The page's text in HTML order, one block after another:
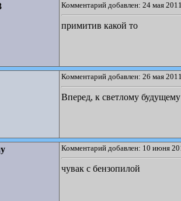
Комментарий добавлен: 24 мая
примитив какой то
Комментарий добавлен: 26 мая
Вперед, к светлому
Комментарий добавлен: 10 июня
чувак с бензопилой